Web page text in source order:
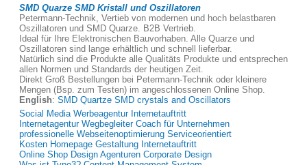
SMD Quarze SMD Kristall und Oszillatoren
Petermann-Technik, Vertieb von modernen und hoch belastbaren
Oszillatoren und SMD Quarze. B2B Vertrieb.
Ideal für Ihre Elektronischen Bauvorhaben. Alle Quarze und
Oszillatoren sind lange erhältlich und schnell lieferbar.
Natürlich sind die Produkte alle Qualitäts Produkte und entsprechen
allen Normen und Standards der heutigen Zeit.
Direkt Groß Bestellungen bei Petermann-Technik oder kleinere
Mengen (Bsp. zum Testen) im angeschlossenen Online Shop.
English: SMD Quartze SMD crystals and Oscillators
Social Media Werbeagentur Internetauftritt
Internetagentur Wegbegleiter Coach für Unternehmen
professionelle Webseitenoptimierung Serviceorientiert
Kosten Homepage Gestaltung Internetauftritt
Online Shop Design Agenturen Corporate Design